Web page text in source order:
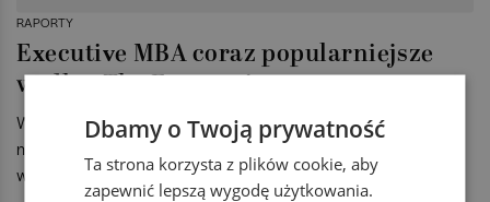
RAPORTY
Executive MBA coraz popularniejsze
według The Economist
W rankingu The Economist - 2013 Executive MBA Ranking -
najlepszy okazał się program Kellogg School of Management
w połączeniu z kanadyjską uczelnią Schulich.
Dbamy o Twoją prywatność
Ta strona korzysta z plików cookie, aby
zapewnić lepszą wygodę użytkowania.